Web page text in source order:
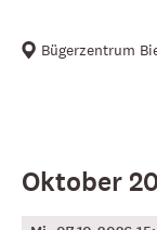
Bügerzentrum
Oktober